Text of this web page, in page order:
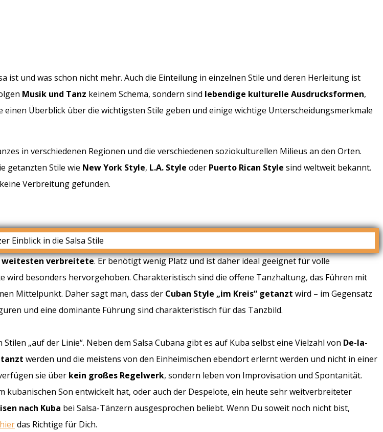
ist und was schon nicht mehr. Auch die Einteilung in einzelnen Stile und deren Herleitung ist
Musik und Tanz keinem Schema, sondern sind lebendige kulturelle Ausdrucksformen,
Überblick über die wichtigsten Stile geben und einige wichtige Unterscheidungsmerkmale
in verschiedenen Regionen und die verschiedenen soziokulturellen Milieus an den Orten.
getanzten Stile wie New York Style, L.A. Style oder Puerto Rican Style sind weltweit bekannt.
Verbreitung gefunden.
weitesten verbreitete. Er benötigt wenig Platz und ist daher ideal geeignet für volle
besonders hervorgehoben. Charakteristisch sind die offene Tanzhaltung, das Führen mit
Mittelpunkt. Daher sagt man, dass der Cuban Style „im Kreis“ getanzt wird – im Gegensatz
und eine dominante Führung sind charakteristisch für das Tanzbild.
„auf der Linie“. Neben dem Salsa Cubana gibt es auf Kuba selbst eine Vielzahl von De-la-
werden und die meistens von den Einheimischen ebendort erlernt werden und nicht in einer
sie über kein großes Regelwerk, sondern leben von Improvisation und Spontanität.
kubanischen Son entwickelt hat, oder auch der Despelote, ein heute sehr weitverbreiteter
nach Kuba bei Salsa-Tänzern ausgesprochen beliebt. Wenn Du soweit noch nicht bist,
das Richtige für Dich.